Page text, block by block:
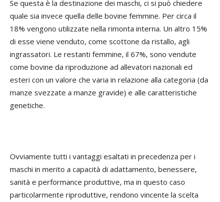
Se questa è la destinazione dei maschi, ci si può chiedere
quale sia invece quella delle bovine femmine. Per circa il
18% vengono utilizzate nella rimonta interna. Un altro 15%
di esse viene venduto, come scottone da ristallo, agli
ingrassatori. Le restanti femmine, il 67%, sono vendute
come bovine da riproduzione ad allevatori nazionali ed
esteri con un valore che varia in relazione alla categoria (da
manze svezzate a manze gravide) e alle caratteristiche
genetiche.
Ovviamente tutti i vantaggi esaltati in precedenza per i
maschi in merito a capacità di adattamento, benessere,
sanità e performance produttive, ma in questo caso
particolarmente riproduttive, rendono vincente la scelta